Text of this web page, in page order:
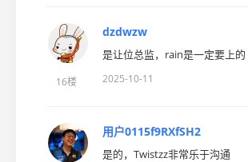
16楼
dzdwzw
是让位总监，rain是一定要上的
2025-10-11
用户0115f9RXfSH2
是的，Twistzz非常乐于沟通